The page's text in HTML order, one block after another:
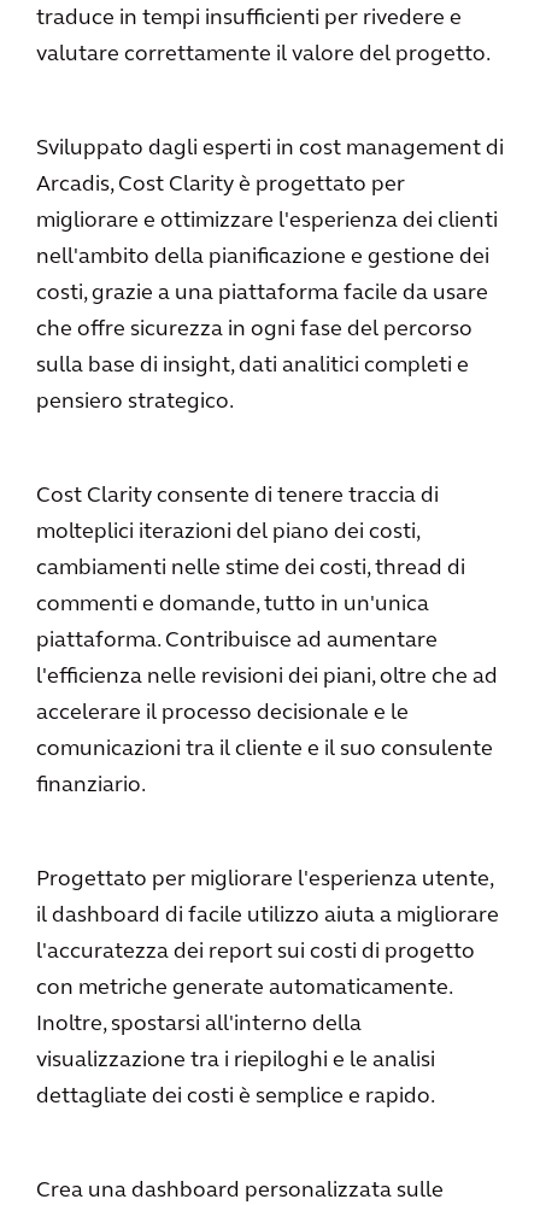
traduce in tempi insufficienti per rivedere e
valutare correttamente il valore del progetto.
Sviluppato dagli esperti in cost management di
Arcadis, Cost Clarity è progettato per
migliorare e ottimizzare l'esperienza dei clienti
nell'ambito della pianificazione e gestione dei
costi, grazie a una piattaforma facile da usare
che offre sicurezza in ogni fase del percorso
sulla base di insight, dati analitici completi e
pensiero strategico.
Cost Clarity consente di tenere traccia di
molteplici iterazioni del piano dei costi,
cambiamenti nelle stime dei costi, thread di
commenti e domande, tutto in un'unica
piattaforma. Contribuisce ad aumentare
l'efficienza nelle revisioni dei piani, oltre che ad
accelerare il processo decisionale e le
comunicazioni tra il cliente e il suo consulente
finanziario.
Progettato per migliorare l'esperienza utente,
il dashboard di facile utilizzo aiuta a migliorare
l'accuratezza dei report sui costi di progetto
con metriche generate automaticamente.
Inoltre, spostarsi all'interno della
visualizzazione tra i riepiloghi e le analisi
dettagliate dei costi è semplice e rapido.
Crea una dashboard personalizzata sulle